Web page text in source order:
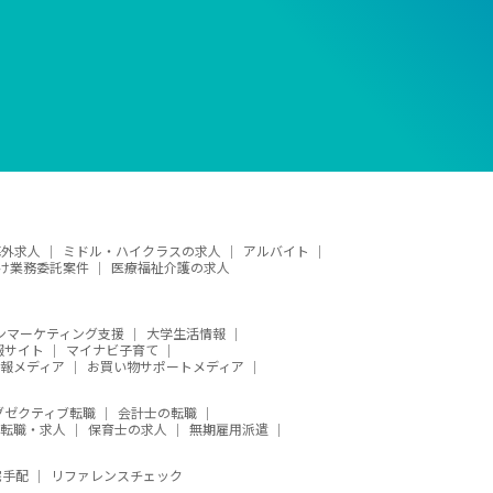
求人 ミドル・ハイクラスの求人
アルバイト
業務委託案件
医療福祉介護の求人
マーケティング支援
大学生活情報
サイト
マイナビ子育て
メディア
お買い物サポートメディア
ゼクティブ転職
会計士の転職
職・求人
保育士の求人 無期雇用派遣
配 リファレンスチェック